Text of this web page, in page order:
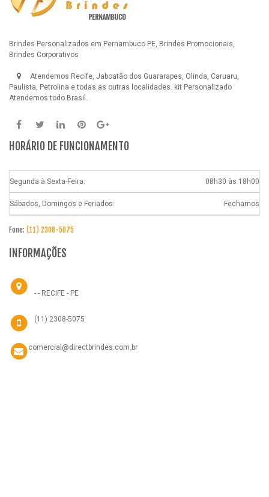
Brindes Personalizados em Pernambuco PE, Brindes Promocionais,
Brindes Corporativos
Atendemos Recife, Jaboatão dos Guararapes, Olinda, Caruaru,
Paulista, Petrolina e todas as outras localidades. kit Personalizado
Atendemos todo Brasil.
HORÁRIO DE FUNCIONAMENTO
Segunda à Sexta-Feira: 08h30 às 18h00
Sábados, Domingos e Feriados: Fechamos
Fone: (11) 2308-5075
INFORMAÇÕES
- - RECIFE - PE
(11) 2308-5075
comercial@directbrindes.com.br